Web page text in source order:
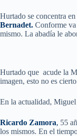
Hurtado se concentra
Bernadet. Conforme va
mismo. La abadía le
Hurtado que acude la
imagen, esto no es
En la actualidad, Miguel
Ricardo Zamora, 55
los mismos. En el